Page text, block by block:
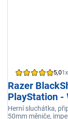
5,01x
Razer
PlayStation -
Herní sluchátka,
50mm měniče,